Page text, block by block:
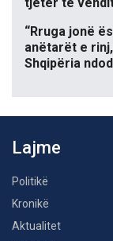
“Rruga jonë
anëtarët e
Shqipëria
Lajme
Politikë
Kronikë
Aktualitet